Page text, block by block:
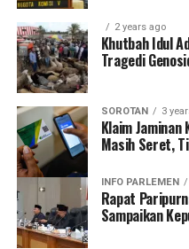
2 years ago
Khutbah Idul
Tragedi
SOROTAN 3
Klaim
Masih Seret,
INFO PARLEMEN
Rapat
Sampaikan